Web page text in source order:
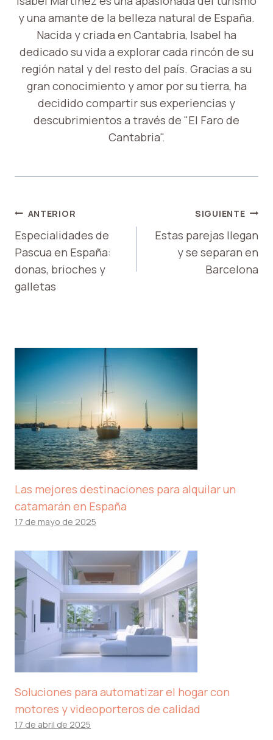
y una amante de la belleza natural de España.
Nacida y criada en Cantabria, Isabel ha
dedicado su vida a explorar cada rincón de su
región natal y del resto del país. Gracias a su
gran conocimiento y amor por su tierra, ha
decidido compartir sus experiencias y
descubrimientos a través de "El Faro de
Cantabria".
NAVEGACIÓN
DE
ENTRADAS
ANTERIOR
Especialidades de
Pascua en España:
donas, brioches y
galletas
SIGUIENTE
Estas parejas llegan
y se separan en
Barcelona
Las mejores destinaciones para alquilar un
catamarán en España
17 de mayo de 2025
Soluciones para automatizar el hogar con
motores y videoporteros de calidad
17 de abril de 2025